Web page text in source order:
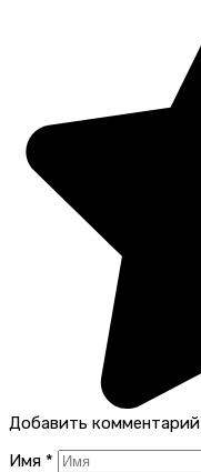
Добавить комментарий
Имя *